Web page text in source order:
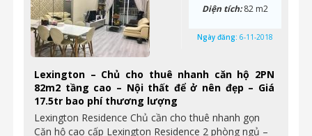
Lexington – Chủ cho thuê nhanh căn hộ 2PN
82m2 tầng cao – Nội thất để ở nên đẹp – Giá
17.5tr bao phí thương lượng
Lexington Residence Chủ cần cho thuê nhanh gọn
Căn hộ cao cấp Lexington Residence 2 phòng ngủ –
Diện tích:82 m2
Ngày đăng: 6-11-2018